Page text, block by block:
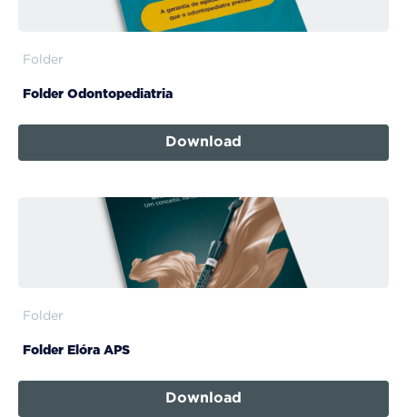
Folder
Folder Odontopediatria
Download
Folder
Folder Elóra APS
Download